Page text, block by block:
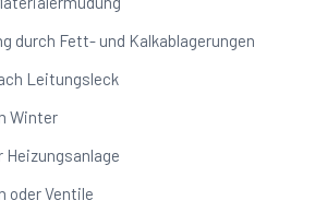
durch Fett- und Kalkablagerungen
Leitungsleck
Winter
Heizungsanlage
oder Ventile